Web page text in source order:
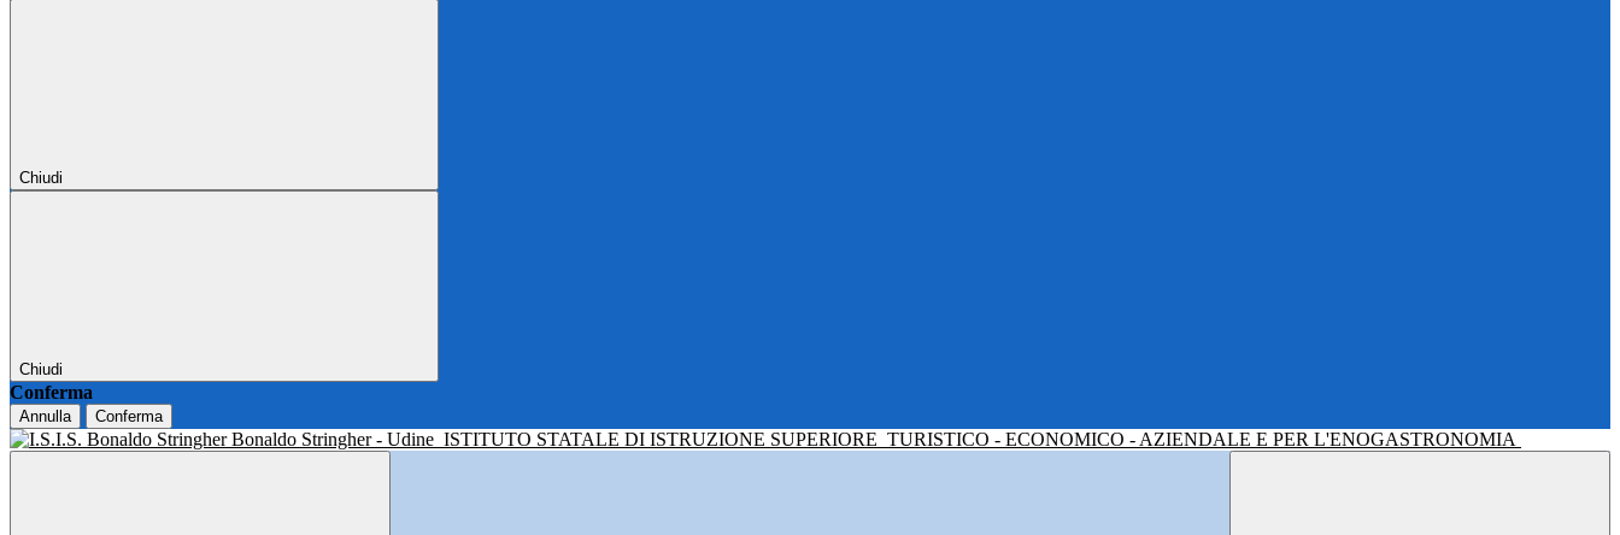
Chiudi
Chiudi
Conferma
Annulla Conferma
Bonaldo Stringher - Udine ISTITUTO STATALE DI ISTRUZIONE SUPERIORE TURISTICO - ECONOMICO - AZIENDALE E PER L'ENOGASTRONOMIA